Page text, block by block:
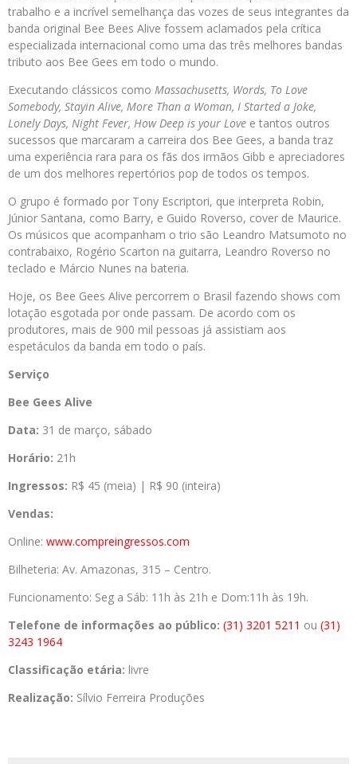
trabalho e a incrível semelhança das vozes de seus integrantes da
banda original Bee Bees Alive fossem aclamados pela crítica
especializada internacional como uma das três melhores bandas
tributo aos Bee Gees em todo o mundo.
Executando clássicos como Massachusetts, Words, To Love
Somebody, Stayin Alive, More Than a Woman, I Started a Joke,
Lonely Days, Night Fever, How Deep is your Love e tantos outros
sucessos que marcaram a carreira dos Bee Gees, a banda traz
uma experiência rara para os fãs dos irmãos Gibb e apreciadores
de um dos melhores repertórios pop de todos os tempos.
O grupo é formado por Tony Escriptori, que interpreta Robin,
Júnior Santana, como Barry, e Guido Roverso, cover de Maurice.
Os músicos que acompanham o trio são Leandro Matsumoto no
contrabaixo, Rogério Scarton na guitarra, Leandro Roverso no
teclado e Márcio Nunes na bateria.
Hoje, os Bee Gees Alive percorrem o Brasil fazendo shows com
lotação esgotada por onde passam. De acordo com os
produtores, mais de 900 mil pessoas já assistiam aos
espetáculos da banda em todo o país.
Serviço
Bee Gees Alive
Data: 31 de março, sábado
Horário: 21h
Ingressos: R$ 45 (meia) | R$ 90 (inteira)
Vendas:
Online: www.compreingressos.com
Bilheteria: Av. Amazonas, 315 – Centro.
Funcionamento: Seg a Sáb: 11h às 21h e Dom:11h às 19h.
Telefone de informações ao público: (31) 3201 5211 ou (31)
3243 1964
Classificação etária: livre
Realização: Sílvio Ferreira Produções